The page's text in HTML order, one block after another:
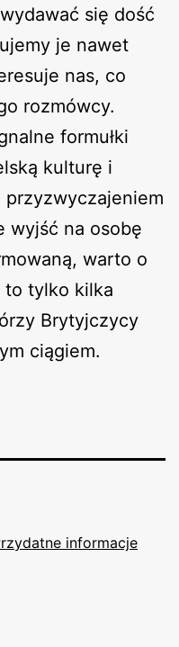
się dość
je nawet
nas, co
rozmówcy.
formułki
kulturę i
wyjść na osobę
warto o
to tylko kilka
Brytyjczycy
ciągiem.
informacje